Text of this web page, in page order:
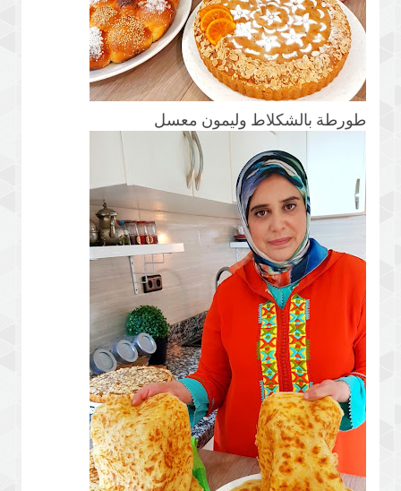
طورطة بالشكلاط وليمون معسل